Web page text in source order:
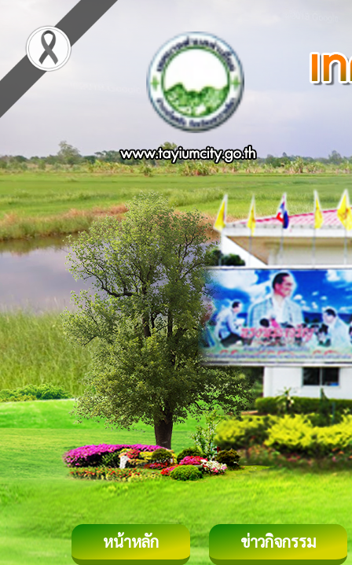
หน้าหลัก ข่าวกิจกรรม